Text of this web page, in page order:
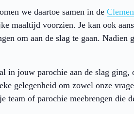
we daartoe samen in de
maaltijd voorzien. Je kan ook
om aan de slag te gaan.
in jouw parochie aan de slag ging,
gelegenheid om zowel onze
team of parochie meebrengen